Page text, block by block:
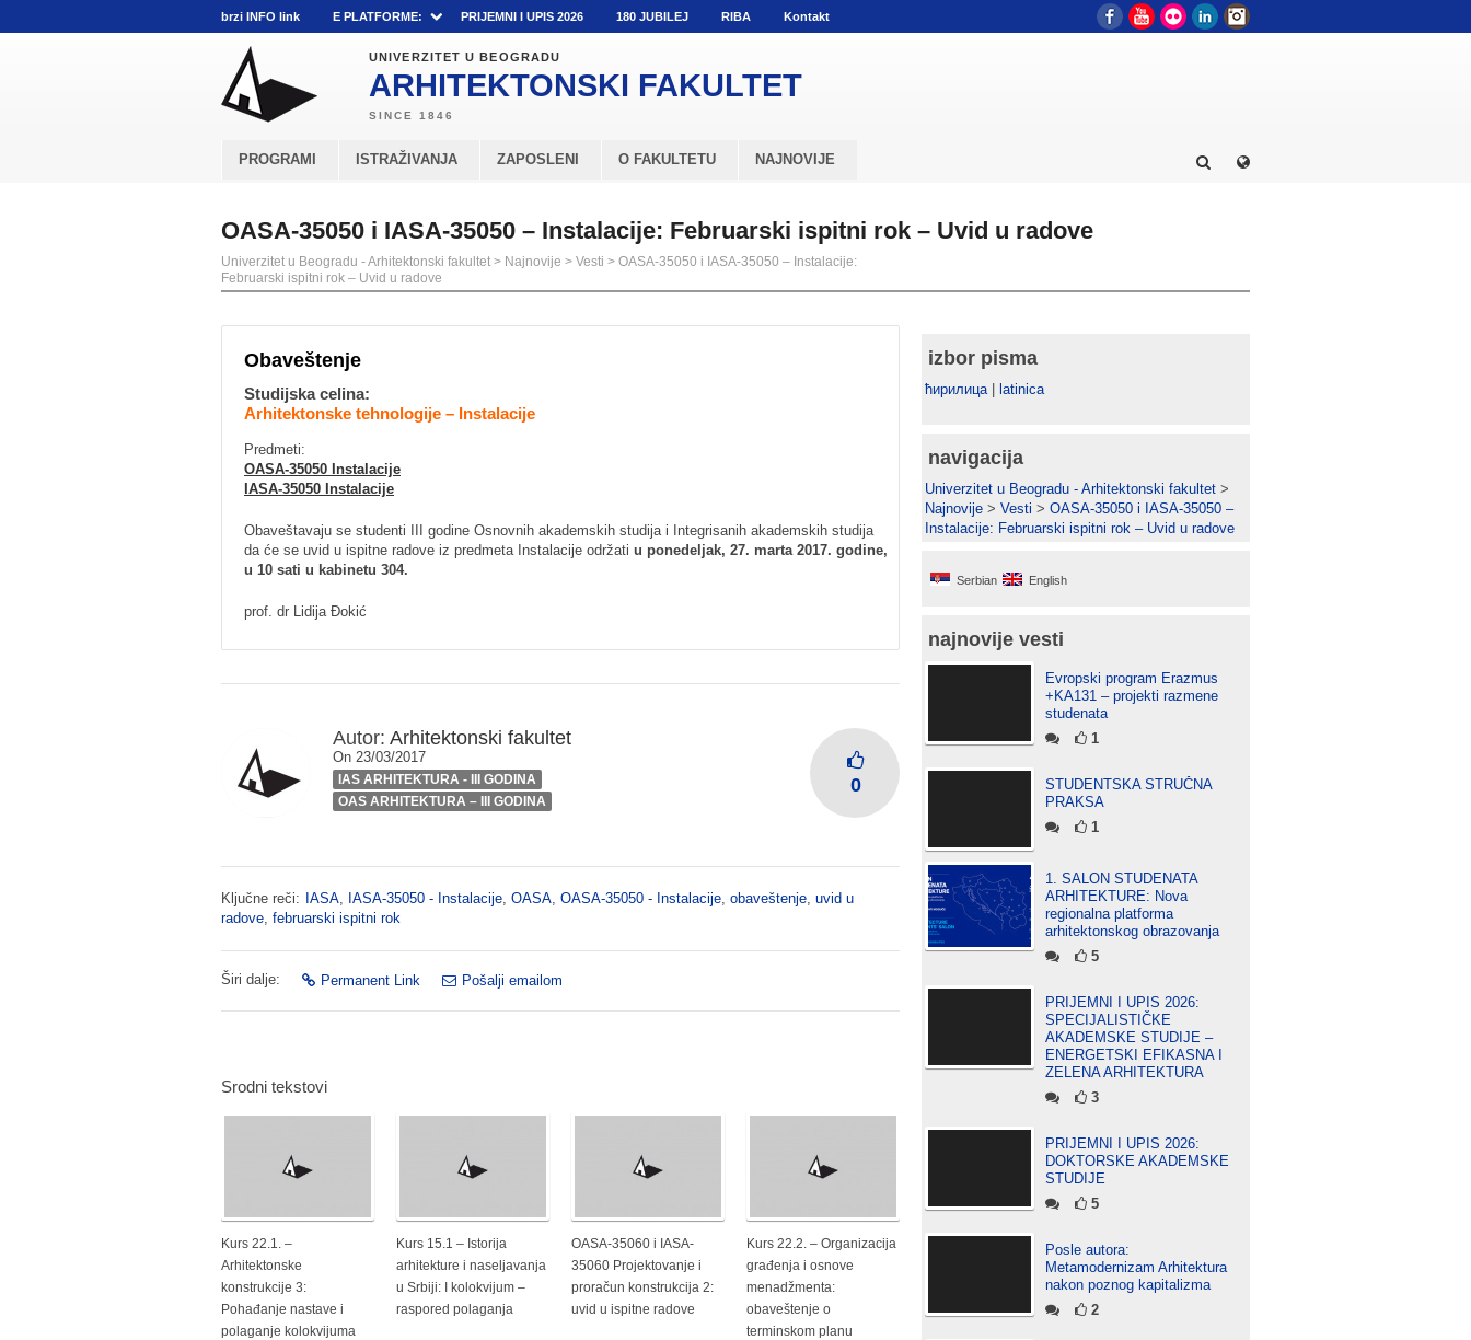
brzi INFO link E PLATFORME: PRIJEMNI I UPIS 2026 180 JUBILEJ RIBA Kontakt FacebookYouTube
Flickr LinkedIn
UNIVERZITET U BEOGRADU
ARHITEKTONSKI FAKULTET
PROGRAMI ISTRAŽIVANJA ZAPOSLENI O FAKULTETU NAJNOVIJE
OASA-35050 i IASA-35050 – Instalacije: Februarski ispitni rok – Uvid u radove
Univerzitet u Beogradu - Arhitektonski fakultet > Najnovije > Vesti > OASA-35050 i IASA-35050 – Instalacije:
Februarski ispitni rok – Uvid u radove
Obaveštenje
Studijska celina:
Arhitektonske tehnologije – Instalacije
Predmeti:
OASA-35050 Instalacije
IASA-35050 Instalacije
Obaveštavaju se studenti III godine Osnovnih akademskih studija i Integrisanih akademskih studija
da će se uvid u ispitne radove iz predmeta Instalacije održati u ponedeljak, 27. marta 2017. godine,
u 10 sati u kabinetu 304.
prof. dr Lidija Đokić
Autor: Arhitektonski fakultet
On 23/03/2017
IAS ARHITEKTURA - III GODINA
OAS ARHITEKTURA – III GODINA
0
Ključne reči: IASA, IASA-35050 - Instalacije, OASA, OASA-35050 - Instalacije, obaveštenje, uvid u
radove, februarski ispitni rok
Širi dalje: Permanent Link Pošalji emailom
Srodni tekstovi
Kurs 22.1. –
Arhitektonske
konstrukcije 3:
Pohađanje nastave i
polaganje kolokvijuma
Kurs 15.1 – Istorija
arhitekture i naseljavanja
u Srbiji: I kolokvijum –
raspored polaganja
OASA-35060 i IASA-
35060 Projektovanje i
proračun konstrukcija 2:
uvid u ispitne radove
Kurs 22.2. – Organizacija
građenja i osnove
menadžmenta:
obaveštenje o
terminskom planu
izbor pisma
ћирилица| latinica
navigacija
Univerzitet u Beogradu - Arhitektonski fakultet >
Najnovije > Vesti > OASA-35050 i IASA-35050 –
Instalacije: Februarski ispitni rok – Uvid u radove
Serbian English
najnovije vesti
Evropski program Erazmus
+KA131 – projekti razmene
studenata
1
STUDENTSKA STRUČNA
PRAKSA
1
1. SALON STUDENATA
ARHITEKTURE: Nova
regionalna platforma
arhitektonskog obrazovanja
5
PRIJEMNI I UPIS 2026:
SPECIJALISTIČKE
AKADEMSKE STUDIJE –
ENERGETSKI EFIKASNA I
ZELENA ARHITEKTURA
3
PRIJEMNI I UPIS 2026:
DOKTORSKE AKADEMSKE
STUDIJE
5
Posle autora:
Metamodernizam Arhitektura
nakon poznog kapitalizma
2